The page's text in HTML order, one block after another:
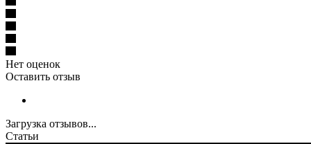
Нет оценок
Оставить отзыв
Загрузка отзывов...
Статьи